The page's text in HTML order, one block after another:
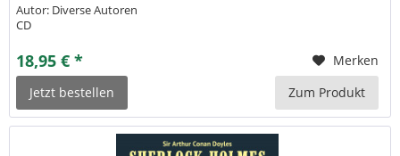
Autor: Diverse Autoren
CD
18,95 € *
Merken
Jetzt bestellen
Zum Produkt